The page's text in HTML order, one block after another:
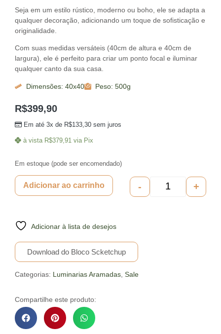
Seja em um estilo rústico, moderno ou boho, ele se adapta a
qualquer decoração, adicionando um toque de sofisticação e
originalidade.
Com suas medidas versáteis (40cm de altura e 40cm de
largura), ele é perfeito para criar um ponto focal e iluminar
qualquer canto da sua casa.
Dimensões: 40x40 Peso: 500g
R$399,90
Em até 3x de R$133,30 sem juros
à vista R$379,91 via Pix
Em estoque (pode ser encomendado)
- +
Adicionar ao carrinho
Adicionar à lista de desejos
Download do Bloco Scketchup
Categorias: Luminarias Aramadas Sale
Compartilhe este produto: